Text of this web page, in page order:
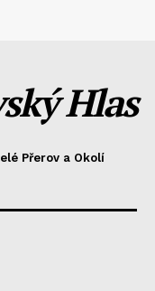
Hlas
Přerov a Okolí